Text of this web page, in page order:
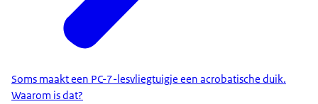
Soms maakt een PC-7-lesvliegtuigje een acrobatische duik.
Waarom is dat?